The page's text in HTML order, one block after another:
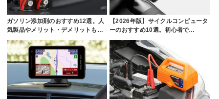
ガソリン添加剤のおすすめ12選。人
気製品やメリット・デメリットも…
【2026年版】サイクルコンピュータ
ーのおすすめ10選。初心者で…